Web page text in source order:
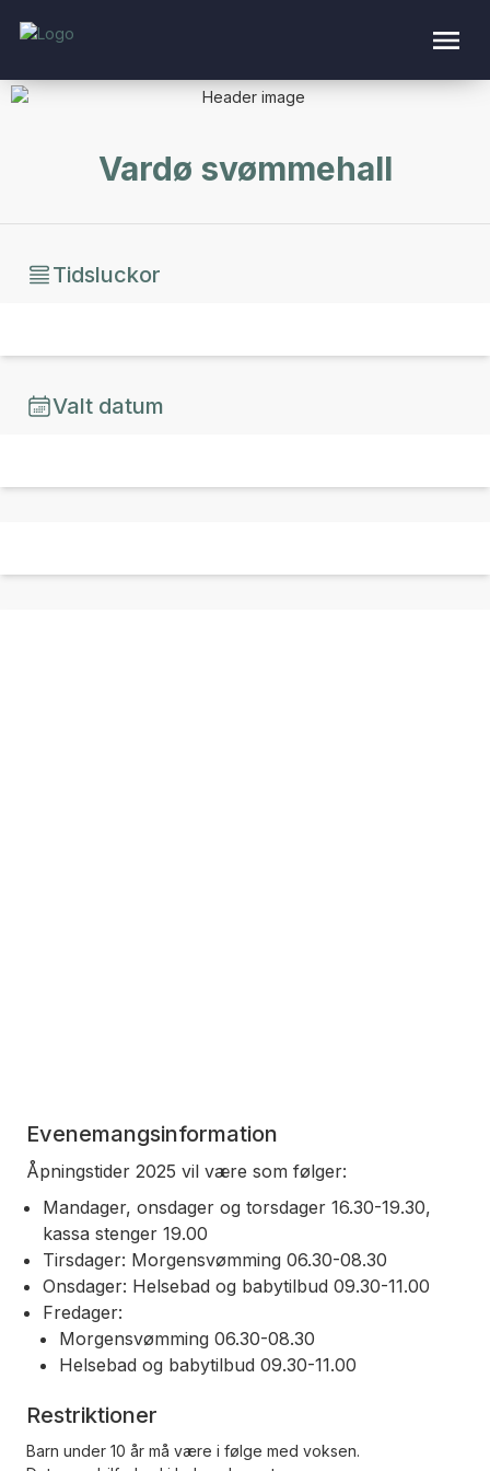
Vardø svømmehall
Tidsluckor
Valt datum
Evenemangsinformation
Åpningstider 2025 vil være som følger:
Mandager, onsdager og torsdager 16.30-19.30,
kassa stenger 19.00
Tirsdager: Morgensvømming 06.30-08.30
Onsdager: Helsebad og babytilbud 09.30-11.00
Fredager:
Morgensvømming 06.30-08.30
Helsebad og babytilbud 09.30-11.00
Restriktioner
Barn under 10 år må være i følge med voksen.